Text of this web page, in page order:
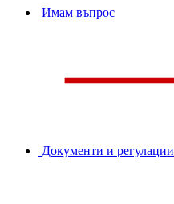
Имам въпрос
Документи и регулации